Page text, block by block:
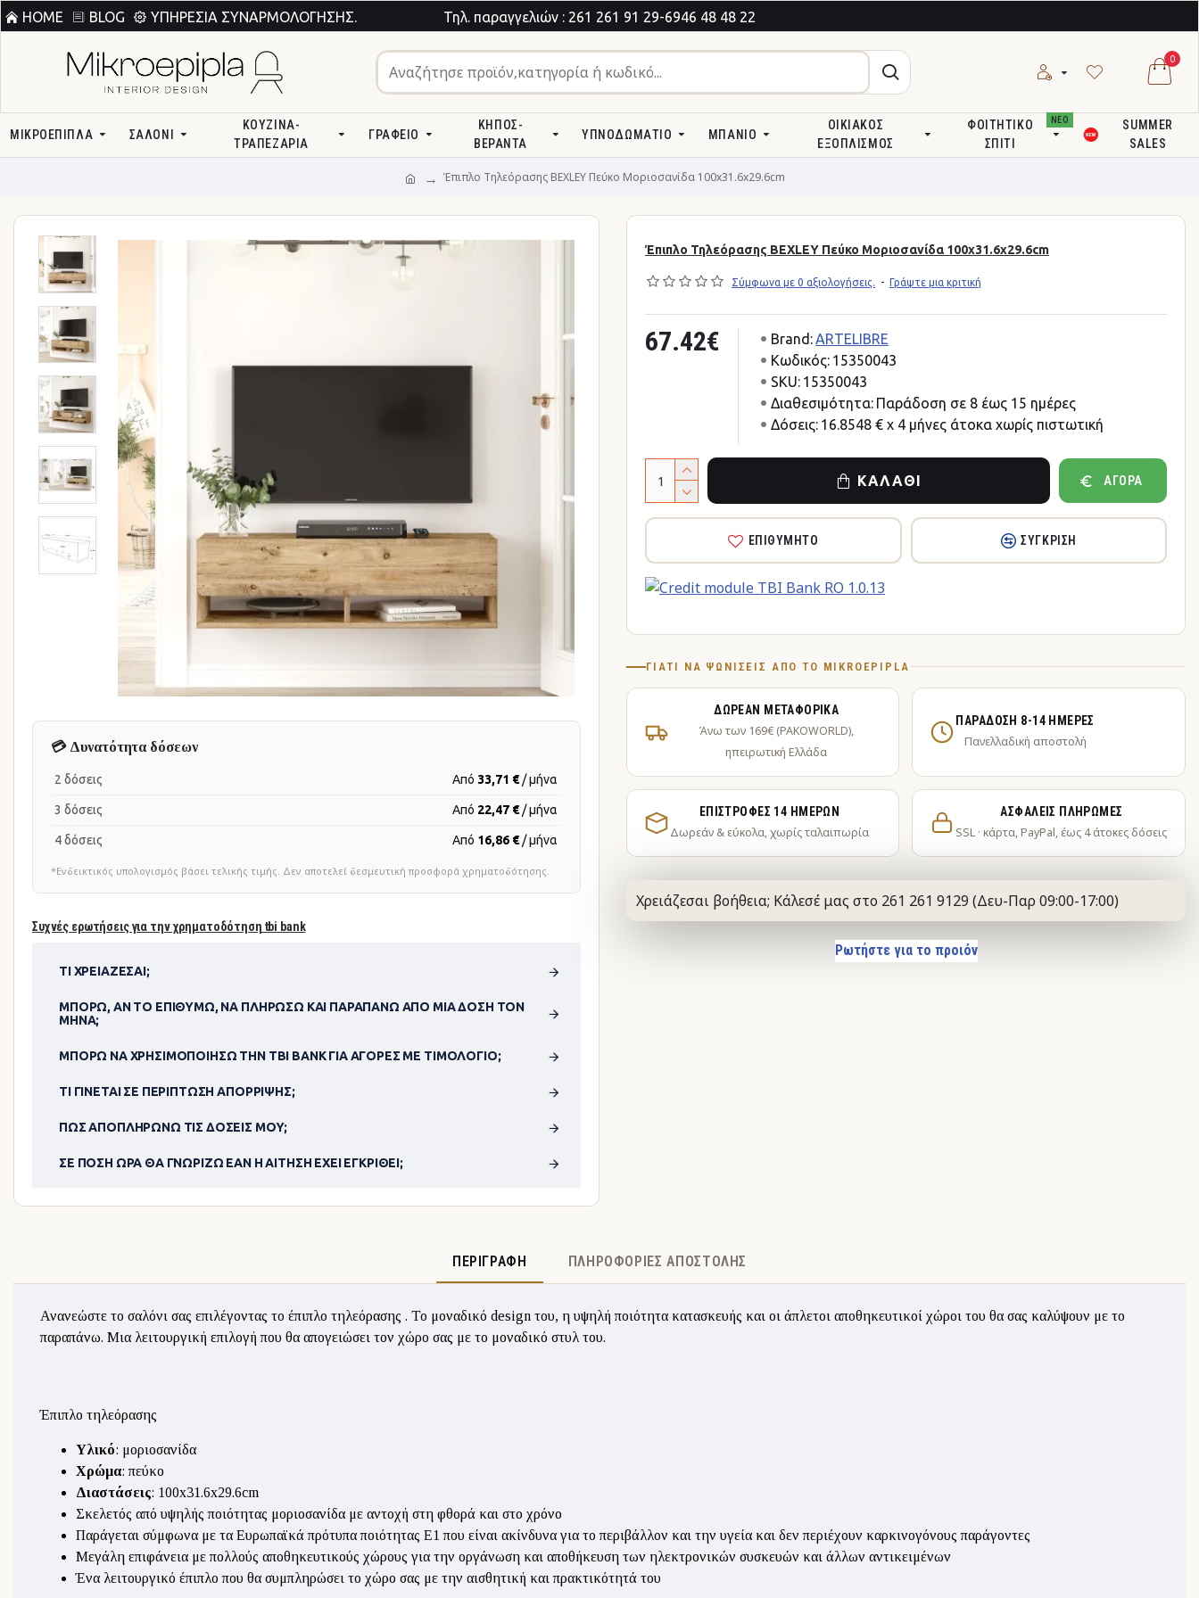
HOME BLOG ΥΠΗΡΕΣΊΑ ΣΥΝΑΡΜΟΛΌΓΗΣΗΣ. Τηλ. παραγγελιών : 261 261 91 29-6946 48 48 22
0
ΜΙΚΡΟΕΠΙΠΛΑ ΣΑΛΌΝΙ
ΚΟΥΖΊΝΑ-
ΤΡΑΠΕΖΑΡΊΑ
ΓΡΑΦΕΊΟ
ΚΉΠΟΣ-
ΒΕΡΆΝΤΑ
ΥΠΝΟΔΩΜΆΤΙΟ ΜΠΆΝΙΟ
ΟΙΚΙΑΚΌΣ
ΕΞΟΠΛΙΣΜΌΣ
ΦΟΙΤΗΤΙΚΌ
ΣΠΊΤΙ
ΝΕΟ
SUMMER
SALES
Έπιπλο Τηλεόρασης BEXLEY Πεύκο Μοριοσανίδα 100x31.6x29.6cm
Συχνές ερωτήσεις για την χρηματοδότηση tbi bank
ΤΙ ΧΡΕΙΆΖΕΣΑΙ;
ΜΠΟΡΏ, ΑΝ ΤΟ ΕΠΙΘΥΜΏ, ΝΑ ΠΛΗΡΏΣΩ ΚΑΙ ΠΑΡΑΠΆΝΩ ΑΠΌ ΜΊΑ ΔΌΣΗ ΤΟΝ
ΜΉΝΑ;
ΜΠΟΡΏ ΝΑ ΧΡΗΣΙΜΟΠΟΊΗΣΩ ΤΗΝ TBI BANK ΓΙΑ ΑΓΟΡΈΣ ΜΕ ΤΙΜΟΛΌΓΙΟ;
ΤΙ ΓΊΝΕΤΑΙ ΣΕ ΠΕΡΊΠΤΩΣΗ ΑΠΌΡΡΙΨΗΣ;
ΠΏΣ ΑΠΟΠΛΗΡΏΝΩ ΤΙΣ ΔΌΣΕΙΣ ΜΟΥ;
ΣΕ ΠΌΣΗ ΏΡΑ ΘΑ ΓΝΩΡΊΖΩ ΕΆΝ Η ΑΊΤΗΣΗ ΈΧΕΙ ΕΓΚΡΙΘΕΊ;
💳 Δυνατότητα δόσεων
2 δόσεις Από 33,71 € / μήνα
3 δόσεις Από 22,47 € / μήνα
4 δόσεις Από 16,86 € / μήνα
*Ενδεικτικός υπολογισμός βάσει τελικής τιμής. Δεν αποτελεί δεσμευτική προσφορά χρηματοδότησης.
Έπιπλο Τηλεόρασης BEXLEY Πεύκο Μοριοσανίδα 100x31.6x29.6cm
Σύμφωνα με 0 αξιολογήσεις. - Γράψτε μια κριτική
67.42€ Brand:ARTELIBRE
Κωδικός: 15350043
SKU: 15350043
Διαθεσιμότητα: Παράδοση σε 8 έως 15 ημέρες
Δόσεις: 16.8548 € x 4 μήνες άτοκα χωρίς πιστωτική
ΚΑΛΆΘΙ ΑΓΟΡΆ
ΕΠΙΘΥΜΗΤΌ ΣΎΓΚΡΙΣΗ
ΓΙΑΤΊ ΝΑ ΨΩΝΊΣΕΙΣ ΑΠΌ ΤΟ MIKROEPIPLA
ΔΩΡΕΆΝ ΜΕΤΑΦΟΡΙΚΆ
Άνω των 169€ (PAKOWORLD),
ηπειρωτική Ελλάδα
ΠΑΡΆΔΟΣΗ 8-14 ΗΜΈΡΕΣ
Πανελλαδική αποστολή
ΕΠΙΣΤΡΟΦΈΣ 14 ΗΜΕΡΏΝ
Δωρεάν & εύκολα, χωρίς ταλαιπωρία
ΑΣΦΑΛΕΊΣ ΠΛΗΡΩΜΈΣ
SSL · κάρτα, PayPal, έως 4 άτοκες δόσεις
Χρειάζεσαι βοήθεια; Κάλεσέ μας στο 261 261 9129 (Δευ-Παρ 09:00-17:00)
Ρωτήστε για το προιόν
ΠΕΡΙΓΡΑΦΉ ΠΛΗΡΟΦΟΡΊΕΣ ΑΠΟΣΤΟΛΉΣ
Ανανεώστε το σαλόνι σας επιλέγοντας το έπιπλο τηλεόρασης . Το μοναδικό design του, η υψηλή ποιότητα κατασκευής και οι άπλετοι αποθηκευτικοί χώροι του θα σας καλύψουν με το
παραπάνω. Μια λειτουργική επιλογή που θα απογειώσει τον χώρο σας με το μοναδικό στυλ του.
Έπιπλο τηλεόρασης
Υλικό: μοριοσανίδα
Χρώμα: πεύκο
Διαστάσεις: 100x31.6x29.6cm
Σκελετός από υψηλής ποιότητας μοριοσανίδα με αντοχή στη φθορά και στο χρόνο
Παράγεται σύμφωνα με τα Ευρωπαϊκά πρότυπα ποιότητας Ε1 που είναι ακίνδυνα για το περιβάλλον και την υγεία και δεν περιέχουν καρκινογόνους παράγοντες
Μεγάλη επιφάνεια με πολλούς αποθηκευτικούς χώρους για την οργάνωση και αποθήκευση των ηλεκτρονικών συσκευών και άλλων αντικειμένων
Ένα λειτουργικό έπιπλο που θα συμπληρώσει το χώρο σας με την αισθητική και πρακτικότητά του